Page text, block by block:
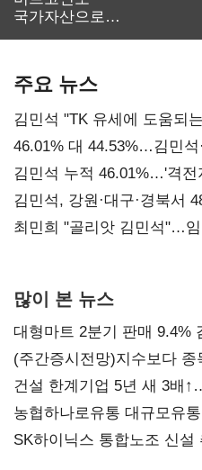
국가자산으로…'
주요 뉴스
김민석 "TK 유세에 도움되
대표된 양 당직 배분"
46.01% 대 44.53%…김민석
김민석 누적 46.01%…'격전
(2보)
김민석, 강원·대구·경북서
최민희 "골리앗 김민석"…
많이 본 뉴스
대형마트 2분기 판매
(주간증시전망)지수보다
건설 한계기업 5년 새 3배
확대
농협하나로유통 대규모유
과징금 4억6200만원 부과
SK하이닉스 통합노조 신